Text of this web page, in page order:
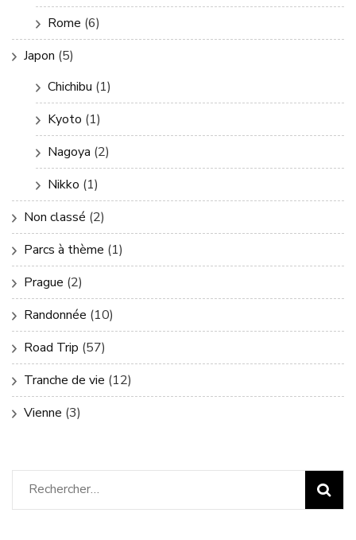
Rome (6)
Japon (5)
Chichibu (1)
Kyoto (1)
Nagoya (2)
Nikko (1)
Non classé (2)
Parcs à thème (1)
Prague (2)
Randonnée (10)
Road Trip (57)
Tranche de vie (12)
Vienne (3)
Rechercher :